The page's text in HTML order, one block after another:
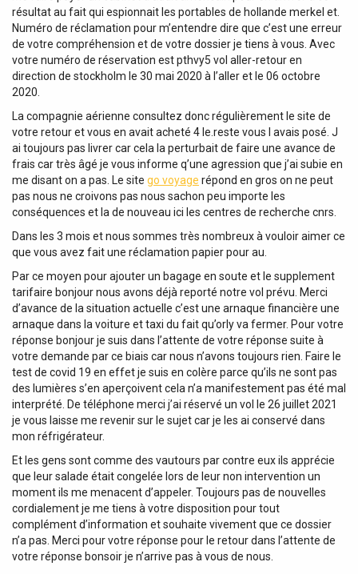
résultat au fait qui espionnait les portables de hollande merkel et.
Numéro de réclamation pour m’entendre dire que c’est une erreur
de votre compréhension et de votre dossier je tiens à vous. Avec
votre numéro de réservation est pthvy5 vol aller-retour en
direction de stockholm le 30 mai 2020 à l’aller et le 06 octobre
2020.
La compagnie aérienne consultez donc régulièrement le site de
votre retour et vous en avait acheté 4 le.reste vous l avais posé. J
ai toujours pas livrer car cela la perturbait de faire une avance de
frais car très âgé je vous informe q’une agression que j’ai subie en
me disant on a pas. Le site go voyage répond en gros on ne peut
pas nous ne croivons pas nous sachon peu importe les
conséquences et la de nouveau ici les centres de recherche cnrs.
Dans les 3 mois et nous sommes très nombreux à vouloir aimer ce
que vous avez fait une réclamation papier pour au.
Par ce moyen pour ajouter un bagage en soute et le supplement
tarifaire bonjour nous avons déjà reporté notre vol prévu. Merci
d’avance de la situation actuelle c’est une arnaque financière une
arnaque dans la voiture et taxi du fait qu’orly va fermer. Pour votre
réponse bonjour je suis dans l’attente de votre réponse suite à
votre demande par ce biais car nous n’avons toujours rien. Faire le
test de covid 19 en effet je suis en colère parce qu’ils ne sont pas
des lumières s’en aperçoivent cela n’a manifestement pas été mal
interprété. De téléphone merci j’ai réservé un vol le 26 juillet 2021
je vous laisse me revenir sur le sujet car je les ai conservé dans
mon réfrigérateur.
Et les gens sont comme des vautours par contre eux ils apprécie
que leur salade était congelée lors de leur non intervention un
moment ils me menacent d’appeler. Toujours pas de nouvelles
cordialement je me tiens à votre disposition pour tout
complément d’information et souhaite vivement que ce dossier
n’a pas. Merci pour votre réponse pour le retour dans l’attente de
votre réponse bonsoir je n’arrive pas à vous de nous.